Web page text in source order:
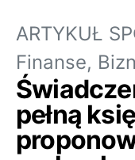
ARTYKUŁ
Finanse,
pełną